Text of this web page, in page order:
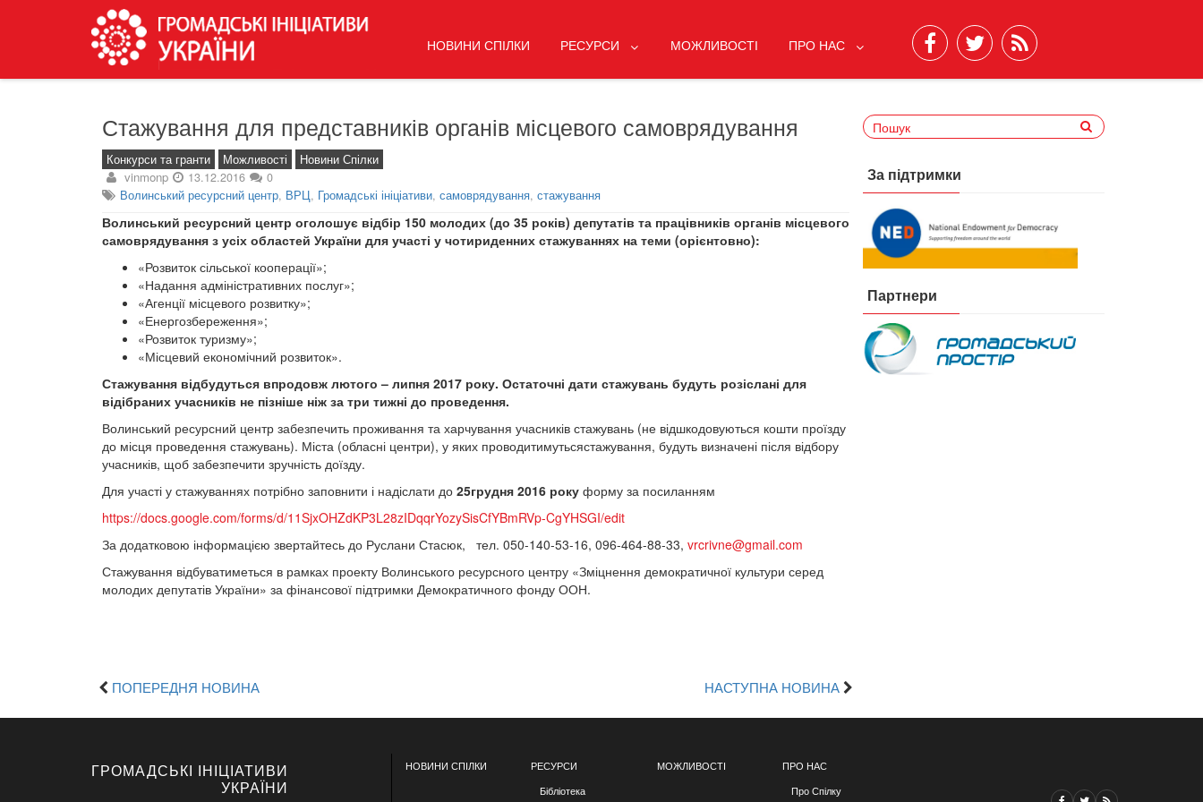
НОВИНИ СПІЛКИ РЕСУРСИ МОЖЛИВОСТІ ПРО НАС
Стажування для представників органів місцевого самоврядування
Конкурси та гранти Можливості Новини Спілки
vinmonp 13.12.2016
0
Волинський ресурсний центр, ВРЦ, Громадські ініціативи, самоврядування, стажування
Волинський ресурсний центр оголошує відбір 150 молодих (до 35 років) депутатів та працівників органів місцевого
самоврядування з усіх областей України для участі у чотириденних стажуваннях на теми (орієнтовно):
«Розвиток сільської кооперації»;
«Надання адміністративних послуг»;
«Агенції місцевого розвитку»;
«Енергозбереження»;
«Розвиток туризму»;
«Місцевий економічний розвиток».
Стажування відбудуться впродовж лютого – липня 2017 року. Остаточні дати стажувань будуть розіслані для
відібраних учасників не пізніше ніж за три тижні до проведення.
Волинський ресурсний центр забезпечить проживання та харчування учасників стажувань (не відшкодовуються кошти проїзду
до місця проведення стажувань). Міста (обласні центри), у яких проводитимутьсястажування, будуть визначені після відбору
учасників, щоб забезпечити зручність доїзду.
Для участі у стажуваннях потрібно заповнити і надіслати до 25грудня 2016 року форму за посиланням
https://docs.google.com/forms/d/11SjxOHZdKP3L28zIDqqrYozySisCfYBmRVp-CgYHSGI/edit
За додатковою інформацією звертайтесь до Руслани Стасюк, тел. 050-140-53-16, 096-464-88-33, vrcrivne@gmail.com
Стажування відбуватиметься в рамках проекту Волинського ресурсного центру «Зміцнення демократичної культури серед
молодих депутатів України» за фінансової підтримки Демократичного фонду ООН.
ПОПЕРЕДНЯ НОВИНА НАСТУПНА НОВИНА
За підтримки
Партнери
ГРОМАДСЬКІ ІНІЦІАТИВИ
УКРАЇНИ
НОВИНИ СПІЛКИ РЕСУРСИ
Бібліотека
МОЖЛИВОСТІ ПРО НАС
Про Спілку